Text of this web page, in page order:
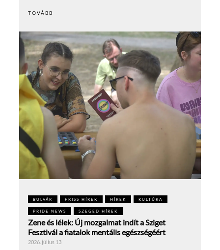
TOVÁBB
BULVÁR FRISS HÍREK HÍREK KULTÚRA
PRIDE NEWS SZEGED HÍREK
Zene és lélek: Új mozgalmat indít a Sziget
Fesztivál a fiatalok mentális egészségéért
2026. július 13